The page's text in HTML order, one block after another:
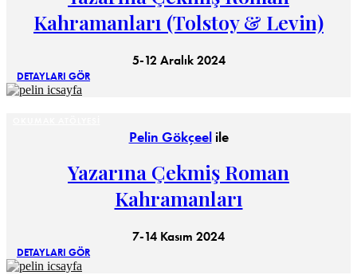
Kahramanları (Tolstoy & Levin)
5-12 Aralık 2024
DETAYLARI GÖR
Pelin Gökçeelile
Yazarına Çekmiş Roman
Kahramanları
7-14 Kasım 2024
DETAYLARI GÖR